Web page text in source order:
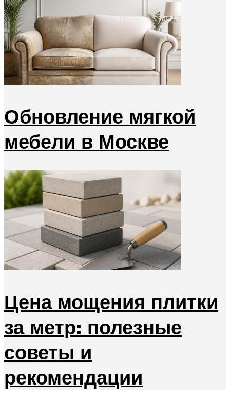
Обновление мягкой
мебели в Москве
Цена мощения плитки
за метр: полезные
советы и
рекомендации